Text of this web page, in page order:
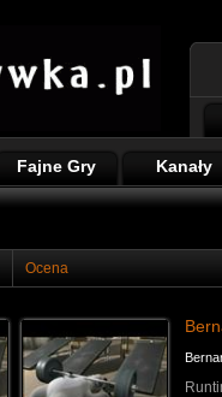
Fajne Gry Kanały
Ocena